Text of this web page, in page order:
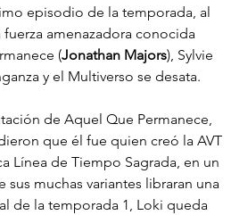
episodio de la temporada, al
amenazadora conocida
(Jonathan Majors), Sylvie
y el Multiverso se desata.
de Aquel Que Permanece,
que él fue quien creó la AVT
Línea de Tiempo Sagrada, en un
muchas variantes libraran una
de la temporada 1, Loki queda